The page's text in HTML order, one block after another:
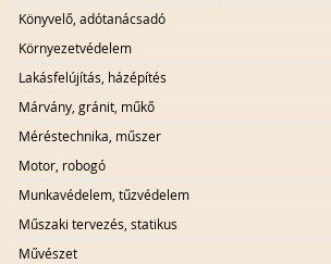
Könyvelő, adótanácsadó
Környezetvédelem
Lakásfelújítás, házépítés
Márvány, gránit, műkő
Méréstechnika, műszer
Motor, robogó
Munkavédelem, tűzvédelem
Műszaki tervezés, statikus
Művészet